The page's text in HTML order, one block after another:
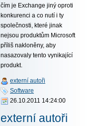
čím je Exchange jiný oproti
konkurenci a co nutí i ty
společnosti, které jinak
nejsou produktům Microsoft
příliš nakloněny, aby
nasazovaly tento vynikající
produkt.
externí autoři
Software
26.10.2011 14:24:00
externí autoři